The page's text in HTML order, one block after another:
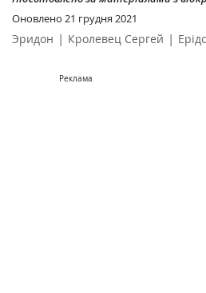
Оновлено 21 грудня 2021
Эридон | Кролевец Сергей |
Реклама